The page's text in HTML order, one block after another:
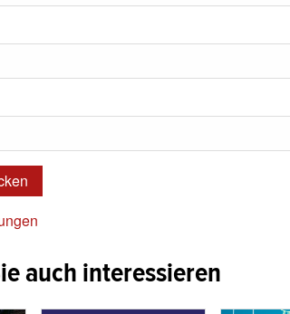
auch interessieren